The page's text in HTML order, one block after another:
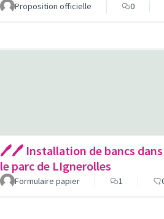
Proposition officielle 0
🖊🖊 Installation de bancs dans
le parc de LIgnerolles
Formulaire papier 1